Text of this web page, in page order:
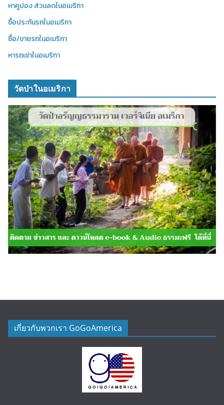
หาคูปอง ส่วนลดในอเมริกา
ซื้อประกันรถในอเมริกา
ซื้อ/ขายรถในอเมริกา
หารถเช่าในอเมริกา
วัดป่าในอเมริกา
เกี่ยวกับพวกเรา GoGoAmerica